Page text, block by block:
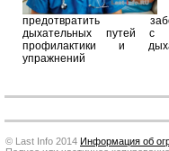
предотвратить
дыхательных путей с
профилактики и
упражнений
© Last Info 2014 Информация об